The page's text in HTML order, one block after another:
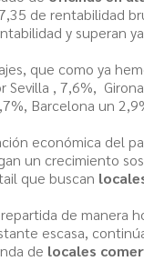
de rentabilidad
y superan
que como ya
Sevilla , 7,6%,
Barcelona un
económica del
un crecimiento
que buscan
de manera
escasa,
de locales